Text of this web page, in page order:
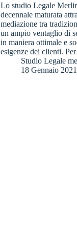
Lo studio Legale
decennale maturata
mediazione tra
un ampio ventaglio di
in maniera ottimale e
esigenze dei clienti.
Studio Legale
18 Gennaio 2021